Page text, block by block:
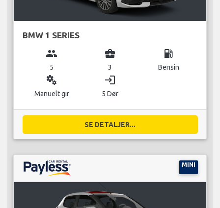
BMW 1 SERIES
group
5
business_center
3
local_gas_station
Bensin
miscellaneous_services
Manuelt gir
login
5 Dør
SE DETALJER...
MINI